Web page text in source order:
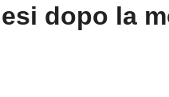
dopo la